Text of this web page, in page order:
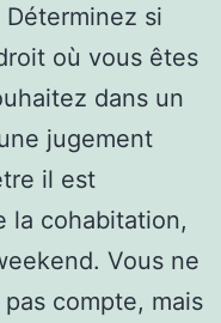
Déterminez si
où vous êtes
dans un
jugement
il est
la cohabitation,
Vous ne
compte, mais